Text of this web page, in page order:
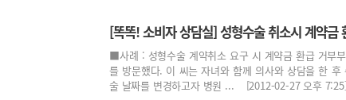
[똑똑! 소비자 상담실] 성형수술 취소시 계약금
■사례 : 성형수술 계약취소 요구 시 계약금 환급 거부
를 방문했다. 이 씨는 자녀와 함께 의사와 상담을 한
술 날짜를 변경하고자 병원 ... [2012-02-27 오후 7:25]